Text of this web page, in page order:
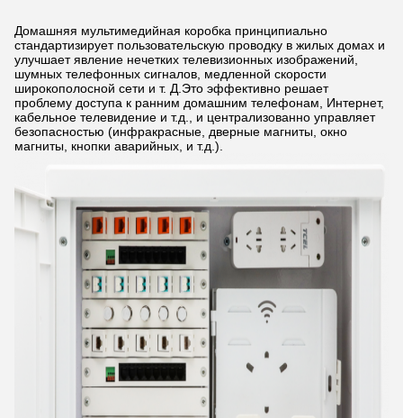
Домашняя мультимедийная коробка принципиально
стандартизирует пользовательскую проводку в жилых домах и
улучшает явление нечетких телевизионных изображений,
шумных телефонных сигналов, медленной скорости
широкополосной сети и т. Д.Это эффективно решает
проблему доступа к ранним домашним телефонам, Интернет,
кабельное телевидение и т.д., и централизованно управляет
безопасностью (инфракрасные, дверные магниты, окно
магниты, кнопки аварийных, и т.д.).